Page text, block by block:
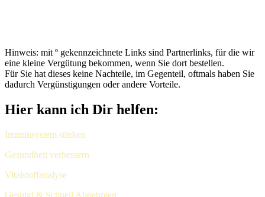
Hinweis: mit º gekennzeichnete Links sind Partnerlinks, für die wir
eine kleine Vergütung bekommen, wenn Sie dort bestellen.
Für Sie hat dieses keine Nachteile, im Gegenteil, oftmals haben Sie
dadurch Vergünstigungen oder andere Vorteile.
Hier kann ich Dir helfen:
Immunsystem stärken
Gesundheit verbessern
Vitalstoffanalyse
Gesund & Schnell Abnehmen